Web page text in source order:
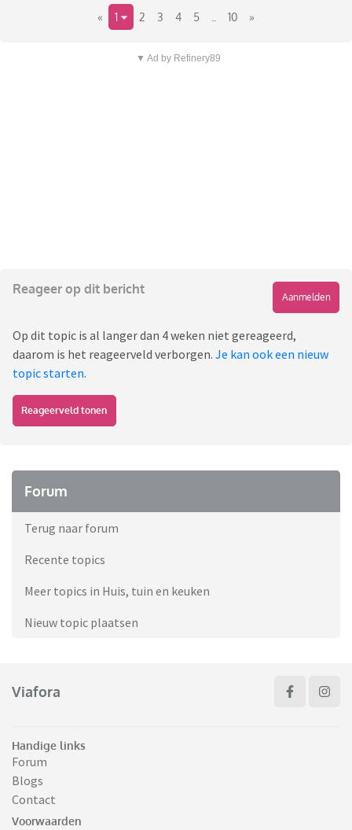
« 1 2 3 4 5 10 »
▼ Ad by Refinery89
Reageer op dit bericht
Aanmelden
Op dit topic is al langer dan 4 weken niet gereageerd,
daarom is het reageerveld verborgen. Je kan ook een nieuw
topic starten.
Reageerveld tonen
Forum
Terug naar forum
Recente topics
Meer topics in Huis, tuin en keuken
Nieuw topic plaatsen
Viafora
Handige links
Forum
Blogs
Contact
Voorwaarden